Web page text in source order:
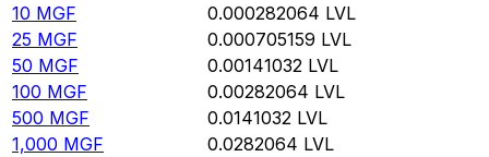
10 MGF 0.000282064 LVL
25 MGF 0.000705159 LVL
50 MGF 0.00141032 LVL
100 MGF 0.00282064 LVL
500 MGF 0.0141032 LVL
1,000 MGF 0.0282064 LVL